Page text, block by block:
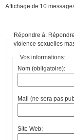
Affichage de 10
Répondre à:
violence sexuelles
Vos informations:
Nom (obligatoire):
Mail (ne sera pas
Site Web: